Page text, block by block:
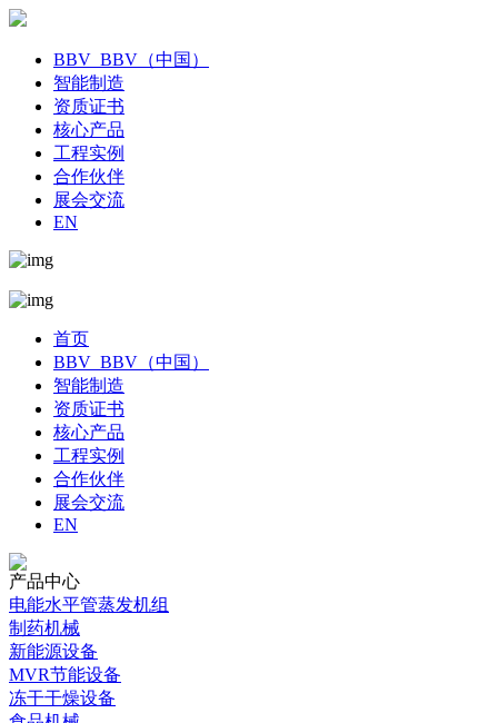
BBV_BBV（中国）
智能制造
资质证书
核心产品
工程实例
合作伙伴
展会交流
EN
首页
BBV_BBV（中国）
智能制造
资质证书
核心产品
工程实例
合作伙伴
展会交流
EN
产品中心
电能水平管蒸发机组
制药机械
新能源设备
MVR节能设备
冻干干燥设备